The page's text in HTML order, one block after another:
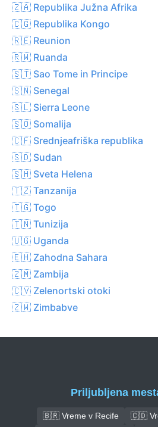
🇿🇦 Republika Južna Afrika
🇨🇬 Republika Kongo
🇷🇪 Reunion
🇷🇼 Ruanda
🇸🇹 Sao Tome in Principe
🇸🇳 Senegal
🇸🇱 Sierra Leone
🇸🇴 Somalija
🇨🇫 Srednjeafriška republika
🇸🇩 Sudan
🇸🇭 Sveta Helena
🇹🇿 Tanzanija
🇹🇬 Togo
🇹🇳 Tunizija
🇺🇬 Uganda
🇪🇭 Zahodna Sahara
🇿🇲 Zambija
🇨🇻 Zelenortski otoki
🇿🇼 Zimbabve
Priljubljena
🇧🇷 Vreme v Recife
🇨🇩